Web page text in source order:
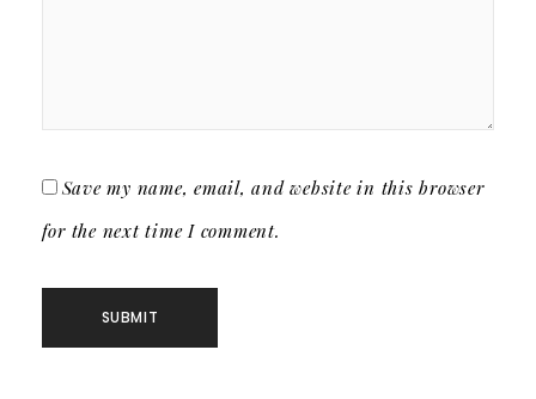
Save my name, email, and website in this browser
for the next time I comment.